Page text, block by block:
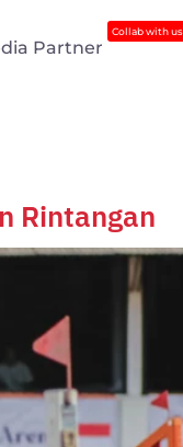
Partner
Collab with us
Rintangan